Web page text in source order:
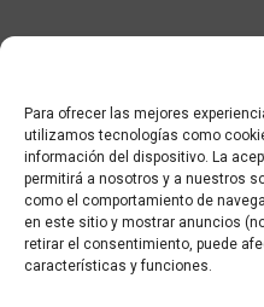
Para ofrecer las mejores
utilizamos tecnologías como
información del dispositivo. La
permitirá a nosotros y a nuestros
como el comportamiento de
en este sitio y mostrar anuncios
retirar el consentimiento, puede
características y funciones.